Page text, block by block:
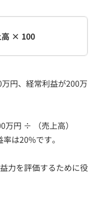
高 × 100
円、経常利益が200万
万円 ÷ （売上高）
は20%です。
力を評価するために役